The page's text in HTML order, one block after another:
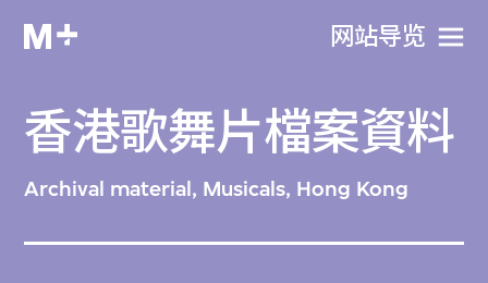
网站导览
香港歌舞片檔案資料
Archival material, Musicals, Hong Kong